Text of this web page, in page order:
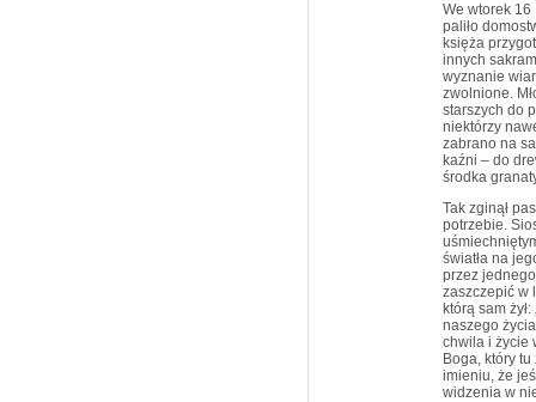
We wtorek 16
paliło
księża
innych
wyznanie
zwolnione.
starszych do
niektórzy
zabrano na
kaźni – do
środka
Tak zginął
potrzebie.
światła na
przez
zaszczepić w
którą sam
naszego
chwila i życie
Boga, który
imieniu, że
widzenia w